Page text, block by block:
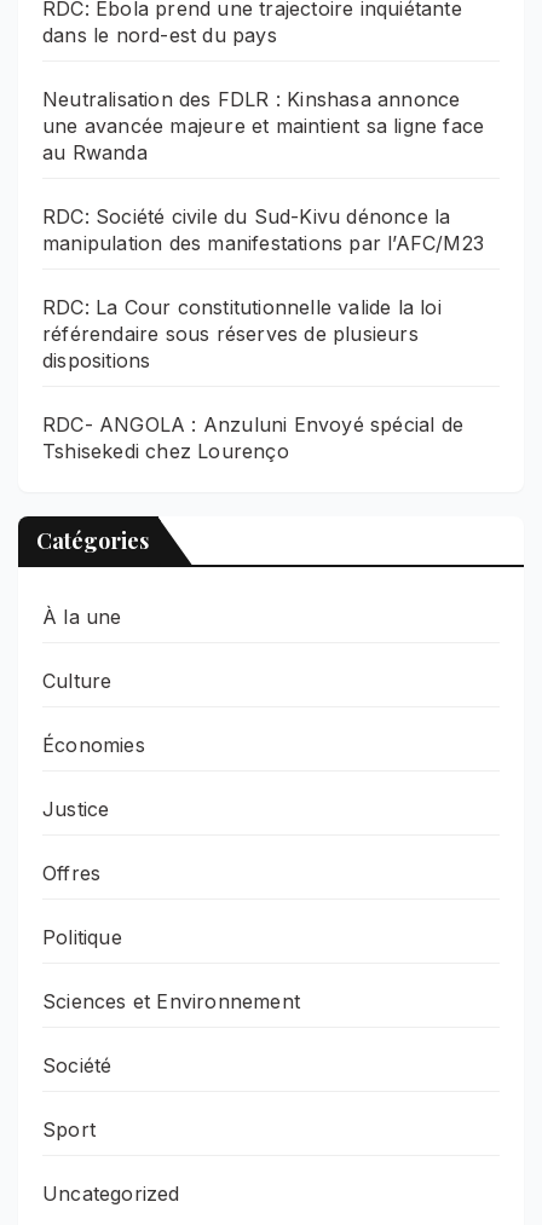
RDC: Ebola prend une trajectoire inquiétante
dans le nord-est du pays
Neutralisation des FDLR : Kinshasa annonce
une avancée majeure et maintient sa ligne face
au Rwanda
RDC: Société civile du Sud-Kivu dénonce la
manipulation des manifestations par l’AFC/M23
RDC: La Cour constitutionnelle valide la loi
référendaire sous réserves de plusieurs
dispositions
RDC- ANGOLA : Anzuluni Envoyé spécial de
Tshisekedi chez Lourenço
Catégories
À la une
Culture
Économies
Justice
Offres
Politique
Sciences et Environnement
Société
Sport
Uncategorized